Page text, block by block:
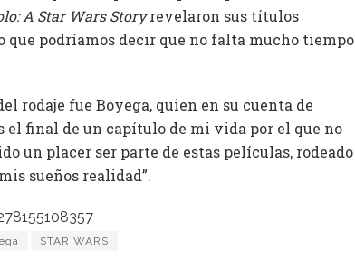
A Star Wars Storyrevelaron sus títulos
podríamos decir que no falta mucho tiempo
rodaje fue Boyega, quien en su cuenta de
el final de un capítulo de mi vida por el que no
un placer ser parte de estas películas, rodeado
sueños realidad”.
STAR WARS